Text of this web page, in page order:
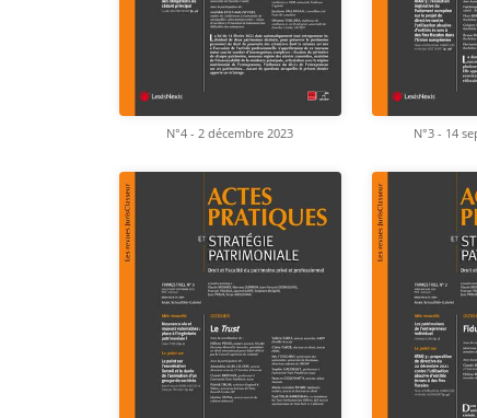
N°4 - 2 décembre 2023 N°3 - 14